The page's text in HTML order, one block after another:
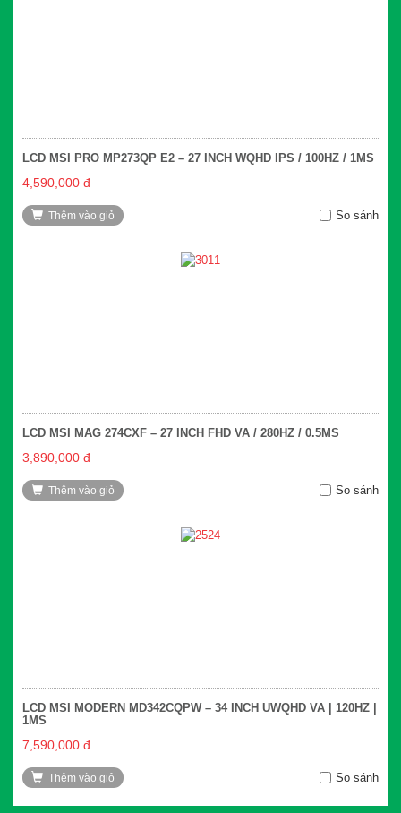
LCD MSI PRO MP273QP E2 – 27 INCH WQHD IPS / 100HZ / 1MS
4,590,000 đ
Thêm vào giỏ So sánh
LCD MSI MAG 274CXF – 27 INCH FHD VA / 280HZ / 0.5MS
3,890,000 đ
Thêm vào giỏ So sánh
LCD MSI MODERN MD342CQPW – 34 INCH UWQHD VA | 120HZ |
1MS
7,590,000 đ
Thêm vào giỏ So sánh